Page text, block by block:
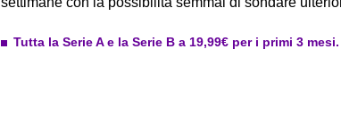
Tutta la Serie A e la Serie B a 19,99€ per i primi 3